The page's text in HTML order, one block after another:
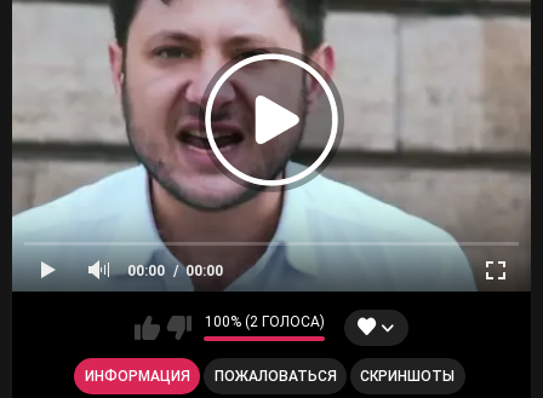
00:00 00:00
100% (2 ГОЛОСА)
ИНФОРМАЦИЯ ПОЖАЛОВАТЬСЯ СКРИНШОТЫ